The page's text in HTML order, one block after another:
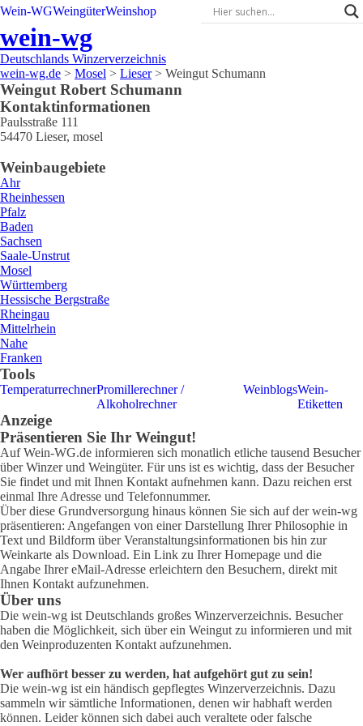
Wein-WGWeingüterWeinshop
wein-wg
Deutschlands Winzerverzeichnis
wein-wg.de > Mosel > Lieser> Weingut Schumann
Weingut Robert Schumann
Kontaktinformationen
Paulsstraße 111
54470 Lieser, mosel
Weinbaugebiete
Ahr
Rheinhessen
Pfalz
Baden
Sachsen
Saale-Unstrut
Mosel
Württemberg
Hessische Bergstraße
Rheingau
Mittelrhein
Nahe
Franken
Tools
TemperaturrechnerPromillerechner /
Alkoholrechner
WeinblogsWein-
Etiketten
Anzeige
Präsentieren Sie Ihr Weingut!
Auf Wein-WG.de informieren sich monatlich etliche tausend Besucher
über Winzer und Weingüter. Für uns ist es wichtig, dass der Besucher
Sie findet und mit Ihnen Kontakt aufnehmen kann. Dazu reichen erst
einmal Ihre Adresse und Telefonnummer.
Über diese Grundversorgung hinaus können Sie sich auf der wein-wg
präsentieren: Angefangen von einer Darstellung Ihrer Philosophie in
Text und Bildform über Veranstaltungsinformationen bis hin zur
Weinkarte als Download. Ein Link zu Ihrer Homepage und die
Angabe Ihrer eMail-Adresse erleichtern den Besuchern, direkt mit
Ihnen Kontakt aufzunehmen.
Über uns
Die wein-wg ist Deutschlands großes Winzerverzeichnis. Besucher
haben die Möglichkeit, sich über ein Weingut zu informieren und mit
den Weinproduzenten Kontakt aufzunehmen.
Wer aufhört besser zu werden, hat aufgehört gut zu sein!
Die wein-wg ist ein händisch gepflegtes Winzerverzeichnis. Dazu
sammeln wir sämtliche Informationen, denen wir habhaft werden
können. Leider können sich dabei auch veraltete oder falsche